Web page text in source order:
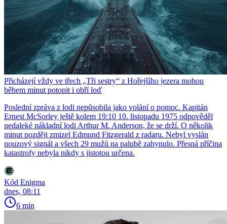
Přicházejí vždy ve třech „Tři sestry“ z Hořejšího jezera mohou
během minut potopit i obří loď
Poslední zpráva z lodi nepůsobila jako volání o pomoc. Kapitán
Ernest McSorley ještě kolem 19:10 10. listopadu 1975 odpověděl
nedaleké nákladní lodi Arthur M. Anderson, že se drží. O několik
minut později zmizel Edmund Fitzgerald z radaru. Nebyl vyslán
nouzový signál a všech 29 mužů na palubě zahynulo. Přesná příčina
katastrofy nebyla nikdy s jistotou určena.
Kód Enigma
dnes, 08:11
6 min